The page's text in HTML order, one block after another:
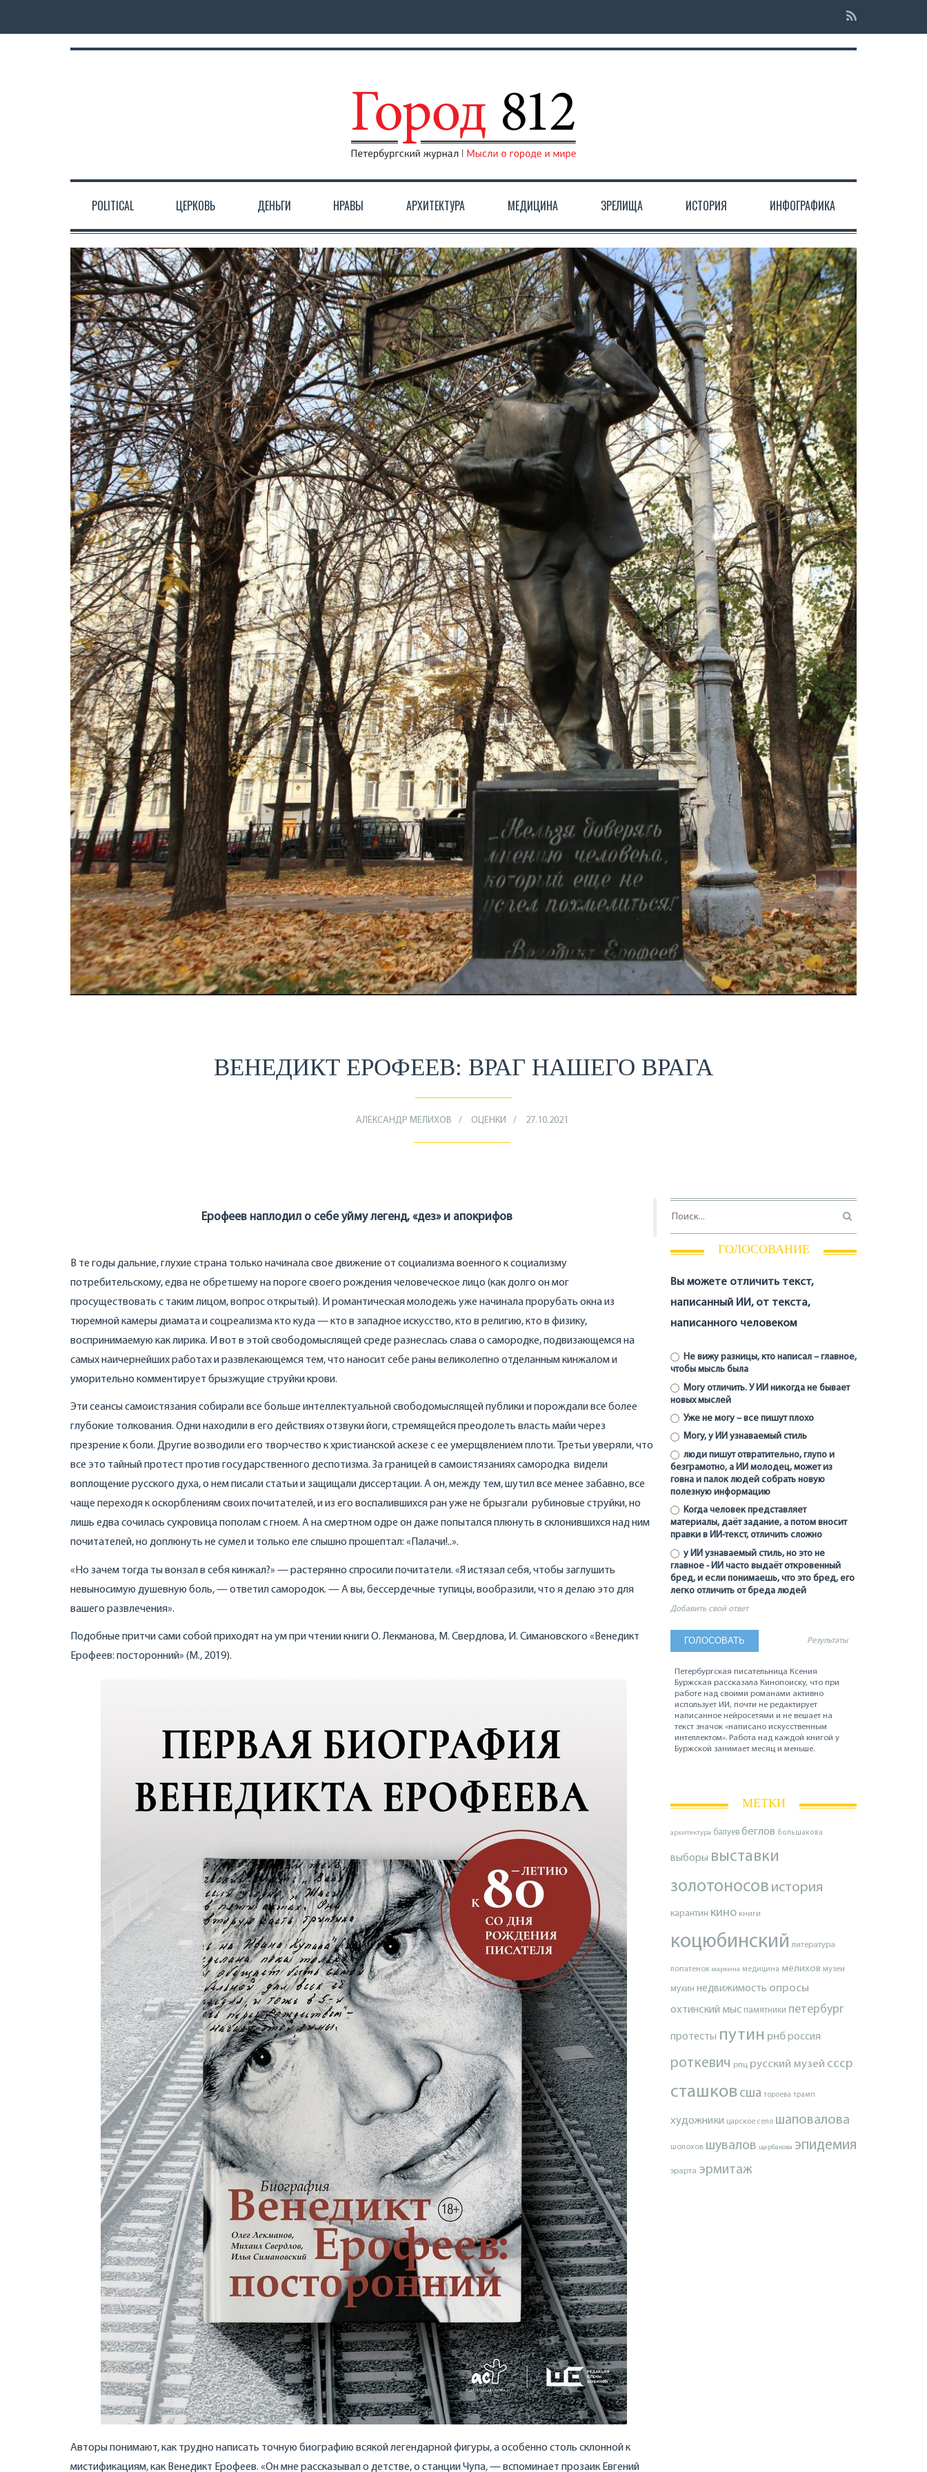
POLITICAL ЦЕРКОВЬ ДЕНЬГИ НРАВЫ АРХИТЕКТУРА МЕДИЦИНА ЗРЕЛИЩА ИСТОРИЯ ИНФОГРАФИКА
ВЕНЕДИКТ ЕРОФЕЕВ: ВРАГ НАШЕГО ВРАГА
АЛЕКСАНДР МЕЛИХОВ ОЦЕНКИ 27.10.2021
Ерофеев наплодил о себе уйму легенд, «дез» и апокрифов
В те годы дальние, глухие страна только начинала свое движение от социализма военного к социализму
потребительскому, едва не обретшему на пороге своего рождения человеческое лицо (как долго он мог
просуществовать с таким лицом, вопрос открытый). И романтическая молодежь уже начинала прорубать окна из
тюремной камеры диамата и соцреализма кто куда — кто в западное искусство, кто в религию, кто в физику,
воспринимаемую как лирика. И вот в этой свободомыслящей среде разнеслась слава о самородке, подвизающемся на
самых наичернейших работах и развлекающемся тем, что наносит себе раны великолепно отделанным кинжалом и
уморительно комментирует брызжущие струйки крови.
Эти сеансы самоистязания собирали все больше интеллектуальной свободомыслящей публики и порождали все более
глубокие толкования. Одни находили в его действиях отзвуки йоги, стремящейся преодолеть власть майи через
презрение к боли. Другие возводили его творчество к христианской аскезе с ее умерщвлением плоти. Третьи уверяли, что
все это тайный протест против государственного деспотизма. За границей в самоистязаниях самородка видели
воплощение русского духа, о нем писали статьи и защищали диссертации. А он, между тем, шутил все менее забавно, все
чаще переходя к оскорблениям своих почитателей, и из его воспалившихся ран уже не брызгали рубиновые струйки, но
лишь едва сочилась сукровица пополам с гноем. А на смертном одре он даже попытался плюнуть в склонившихся над ним
почитателей, но доплюнуть не сумел и только еле слышно прошептал: «Палачи!..».
«Но зачем тогда ты вонзал в себя кинжал?» — растерянно спросили почитатели. «Я истязал себя, чтобы заглушить
невыносимую душевную боль, — ответил самородок. — А вы, бессердечные тупицы, вообразили, что я делаю это для
вашего развлечения».
Подобные притчи сами собой приходят на ум при чтении книги О. Лекманова, М. Свердлова, И. Симановского «Венедикт
Ерофеев: посторонний» (М., 2019).
Авторы понимают, как трудно написать точную биографию всякой легендарной фигуры, а особенно столь склонной к
мистификациям, как Венедикт Ерофеев. «Он мне рассказывал о детстве, о станции Чупа, — вспоминает прозаик Евгений
ГОЛОСОВАНИЕ
Вы можете отличить текст,
написанный ИИ, от текста,
написанного человеком
Не вижу разницы, кто написал – главное,
чтобы мысль была
Могу отличить. У ИИ никогда не бывает
новых мыслей
Уже не могу – все пишут плохо
Могу, у ИИ узнаваемый стиль
люди пишут отвратительно, глупо и
безграмотно, а ИИ молодец, может из
говна и палок людей собрать новую
полезную информацию
Когда человек представляет
материалы, даёт задание, а потом вносит
правки в ИИ-текст, отличить сложно
у ИИ узнаваемый стиль, но это не
главное - ИИ часто выдаёт откровенный
бред, и если понимаешь, что это бред, его
легко отличить от бреда людей
Добавить свой ответ
Результаты
Петербургская писательница Ксения
Буржская рассказала Кинопоиску, что при
работе над своими романами активно
использует ИИ, почти не редактирует
написанное нейросетями и не вешает на
текст значок «написано искусственным
интеллектом». Работа над каждой книгой у
Буржской занимает месяц и меньше.
МЕТКИ
архитектура балуев беглов большакова
выборы выставки
золотоносов история
карантин кино книги
коцюбинский литература
лопатенок маркина медицина мелихов музеи
мухин недвижимость опросы
охтинский мыс памятники петербург
протесты путин рнброссия
роткевич рпц русский музей ссср
сташков сша тороева трамп
художники царское село шаповалова
шолохов шувалов щербакова эпидемия
эрарта эрмитаж